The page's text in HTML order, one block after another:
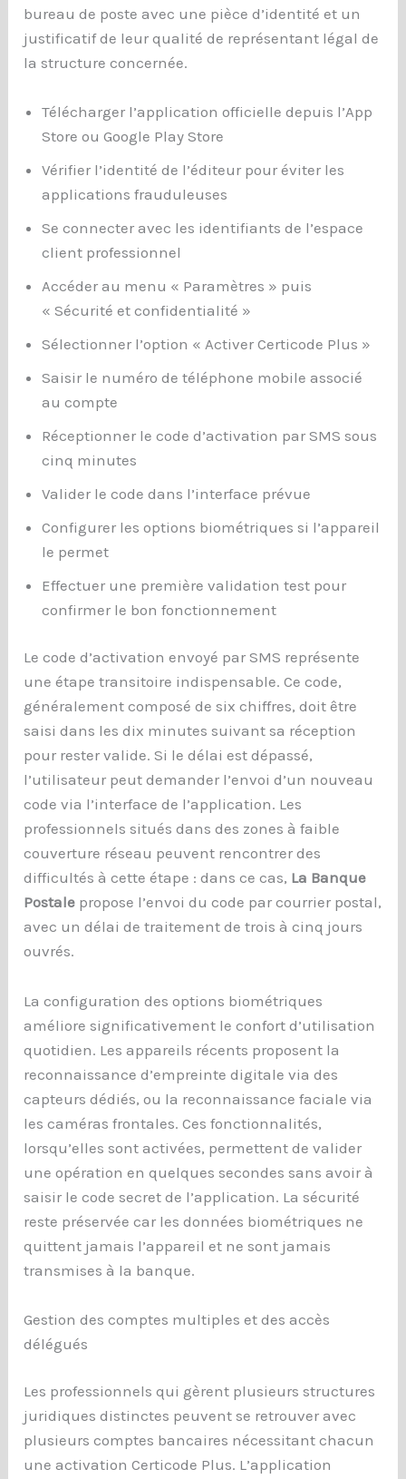
bureau de poste avec une pièce d’identité et un
justificatif de leur qualité de représentant légal de
la structure concernée.
Télécharger l’application officielle depuis l’App
Store ou Google Play Store
Vérifier l’identité de l’éditeur pour éviter les
applications frauduleuses
Se connecter avec les identifiants de l’espace
client professionnel
Accéder au menu « Paramètres » puis
« Sécurité et confidentialité »
Sélectionner l’option « Activer Certicode Plus »
Saisir le numéro de téléphone mobile associé
au compte
Réceptionner le code d’activation par SMS sous
cinq minutes
Valider le code dans l’interface prévue
Configurer les options biométriques si l’appareil
le permet
Effectuer une première validation test pour
confirmer le bon fonctionnement
Le code d’activation envoyé par SMS représente
une étape transitoire indispensable. Ce code,
généralement composé de six chiffres, doit être
saisi dans les dix minutes suivant sa réception
pour rester valide. Si le délai est dépassé,
l’utilisateur peut demander l’envoi d’un nouveau
code via l’interface de l’application. Les
professionnels situés dans des zones à faible
couverture réseau peuvent rencontrer des
difficultés à cette étape : dans ce cas, La Banque
Postale propose l’envoi du code par courrier postal,
avec un délai de traitement de trois à cinq jours
ouvrés.
La configuration des options biométriques
améliore significativement le confort d’utilisation
quotidien. Les appareils récents proposent la
reconnaissance d’empreinte digitale via des
capteurs dédiés, ou la reconnaissance faciale via
les caméras frontales. Ces fonctionnalités,
lorsqu’elles sont activées, permettent de valider
une opération en quelques secondes sans avoir à
saisir le code secret de l’application. La sécurité
reste préservée car les données biométriques ne
quittent jamais l’appareil et ne sont jamais
transmises à la banque.
Gestion des comptes multiples et des accès
délégués
Les professionnels qui gèrent plusieurs structures
juridiques distinctes peuvent se retrouver avec
plusieurs comptes bancaires nécessitant chacun
une activation Certicode Plus. L’application